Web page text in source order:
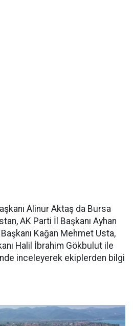
Alinur Aktaş da Bursa
AK Parti İl Başkanı Ayhan
Kağan Mehmet Usta,
Halil İbrahim Gökbulut ile
inceleyerek ekiplerden bilgi